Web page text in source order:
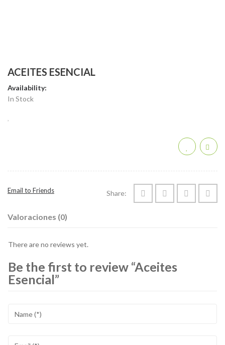
ACEITES ESENCIAL
Availability:
In Stock
Email to Friends Share:
Valoraciones (0)
There are no reviews yet.
Be the first to review “Aceites
Esencial”